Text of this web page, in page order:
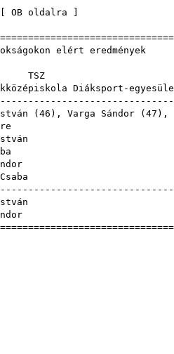
OB oldalra
elért
( 46 ), Varga Sándor ( 47 ),